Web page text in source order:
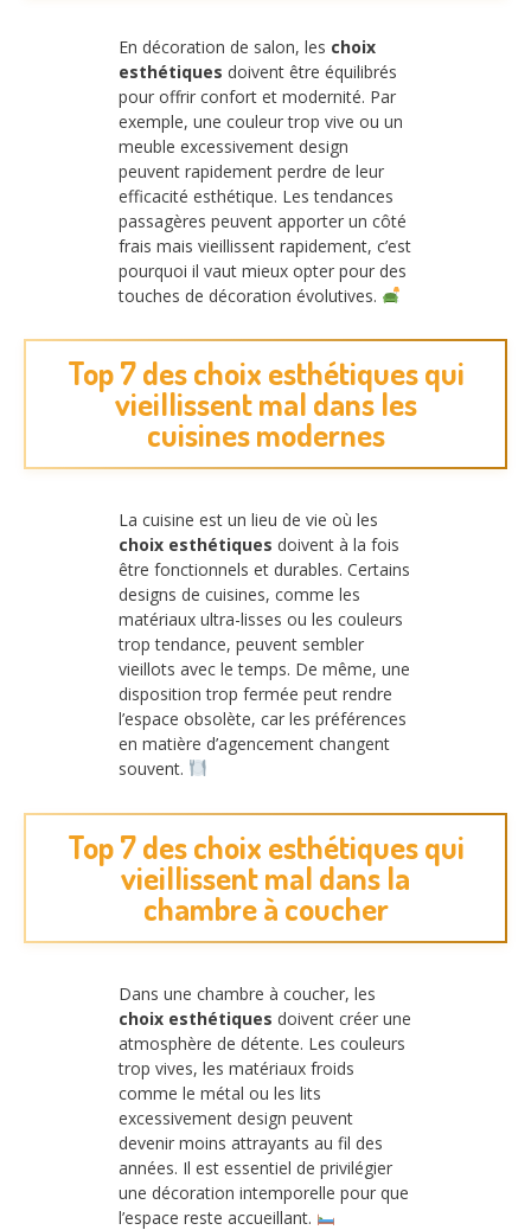
En décoration de salon, les choix
esthétiques doivent être équilibrés
pour offrir confort et modernité. Par
exemple, une couleur trop vive ou un
meuble excessivement design
peuvent rapidement perdre de leur
efficacité esthétique. Les tendances
passagères peuvent apporter un côté
frais mais vieillissent rapidement, c’est
pourquoi il vaut mieux opter pour des
touches de décoration évolutives.
Top 7 des choix esthétiques qui
vieillissent mal dans les
cuisines modernes
La cuisine est un lieu de vie où les
choix esthétiques doivent à la fois
être fonctionnels et durables. Certains
designs de cuisines, comme les
matériaux ultra-lisses ou les couleurs
trop tendance, peuvent sembler
vieillots avec le temps. De même, une
disposition trop fermée peut rendre
l’espace obsolète, car les préférences
en matière d’agencement changent
souvent.
Top 7 des choix esthétiques qui
vieillissent mal dans la
chambre à coucher
Dans une chambre à coucher, les
choix esthétiques doivent créer une
atmosphère de détente. Les couleurs
trop vives, les matériaux froids
comme le métal ou les lits
excessivement design peuvent
devenir moins attrayants au fil des
années. Il est essentiel de privilégier
une décoration intemporelle pour que
l’espace reste accueillant.